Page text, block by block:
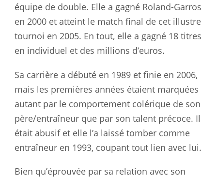
équipe de double. Elle a gagné Roland-Garros
en 2000 et atteint le match final de cet illustre
tournoi en 2005. En tout, elle a gagné 18 titres
en individuel et des millions d’euros.
Sa carrière a débuté en 1989 et finie en 2006,
mais les premières années étaient marquées
autant par le comportement colérique de son
père/entraîneur que par son talent précoce. Il
était abusif et elle l’a laissé tomber comme
entraîneur en 1993, coupant tout lien avec lui.
Bien qu’éprouvée par sa relation avec son